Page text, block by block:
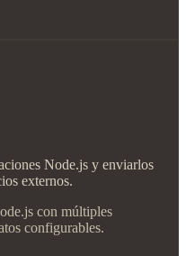
Node.js y enviarlos
externos.
con múltiples
configurables.